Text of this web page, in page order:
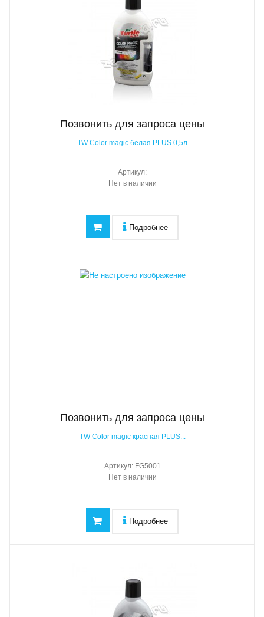
Позвонить для запроса цены
TW Color magic белая PLUS 0,5л
Артикул:
Нет в наличии
Подробнее
Позвонить для запроса цены
TW Color magic красная PLUS...
Артикул:FG5001
Нет в наличии
Подробнее